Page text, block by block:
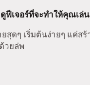
ฟีเจอร์ที่จะทำให้คุณเ
สุดๆ เริ่มต้นง่ายๆ แค่สร้
วยล่พ